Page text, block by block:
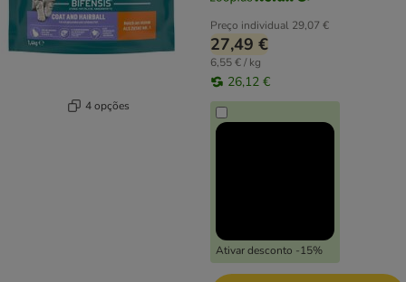
4 opções
Preço individual 29,07 €
27,49 €
6,55 € / kg
26,12 €
Ativar desconto -15%